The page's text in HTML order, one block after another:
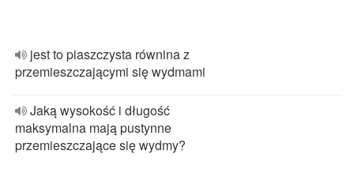
jest to piaszczysta równina z
przemieszczającymi się wydmami
Jaką wysokość i długość
maksymalna mają pustynne
przemieszczające się wydmy?